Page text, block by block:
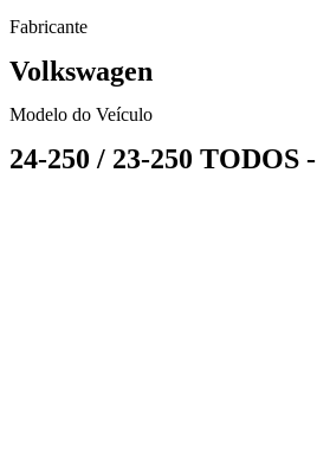
Fabricante
Volkswagen
Modelo do Veículo
24-250 / 23-250 TODOS -